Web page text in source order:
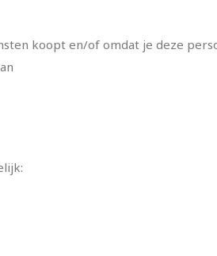
koopt en/of omdat je deze